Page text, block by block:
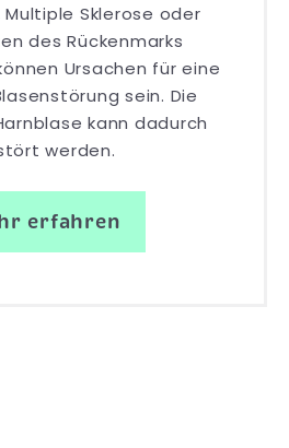
Sklerose oder
des Rückenmarks
Ursachen für eine
sein. Die
kann dadurch
werden.
erfahren